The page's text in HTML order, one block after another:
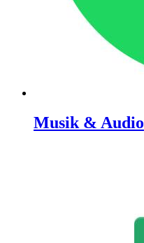
Musik & Audio